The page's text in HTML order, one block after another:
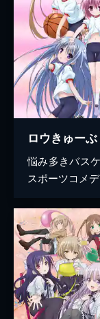
ロウきゅー
悩み多きバス
スポーツコメ